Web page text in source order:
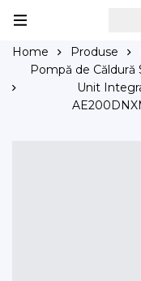
Home Produse
Pompă de
Unit